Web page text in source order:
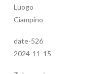
Luogo
Ciampino
date-526
2024-11-15